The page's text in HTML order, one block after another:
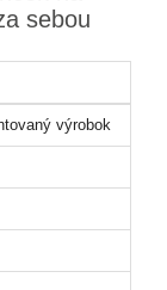
sebou
výrobok